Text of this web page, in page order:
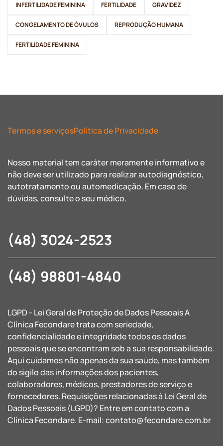
INFERTILIDADE FEMININA FERTILIDADE GRAVIDEZ
CONGELAMENTO DE ÓVULOS REPRODUÇÃO HUMANA
FERTILIDADE FEMININA
Termos e serviçosPolítica de Privacidade
Nosso material tem caráter meramente informativo e
não deve ser utilizado para realizar autodiagnóstico,
autotratamento ou automedicação. Em caso de
dúvidas, consulte o seu médico.
(48) 3024-2523
(48) 98801-4840
LGPD - Lei Geral de Proteção de Dados Pessoais A
Clínica Fecondare trata com seriedade,
confidencialidade e integridade todos os dados
pessoais que se encontram sob a sua responsabilidade.
Aqui cuidamos não apenas da sua saúde, mas também
do sigilo das informações dos pacientes,
colaboradores, médicos, prestadores de serviço e
fornecedores. Requisições relacionadas à Lei Geral de
Dados Pessoais (LGPD)? Entre em contato com a
Clínica Fecondare. E-mail:contato@fecondare.com.br